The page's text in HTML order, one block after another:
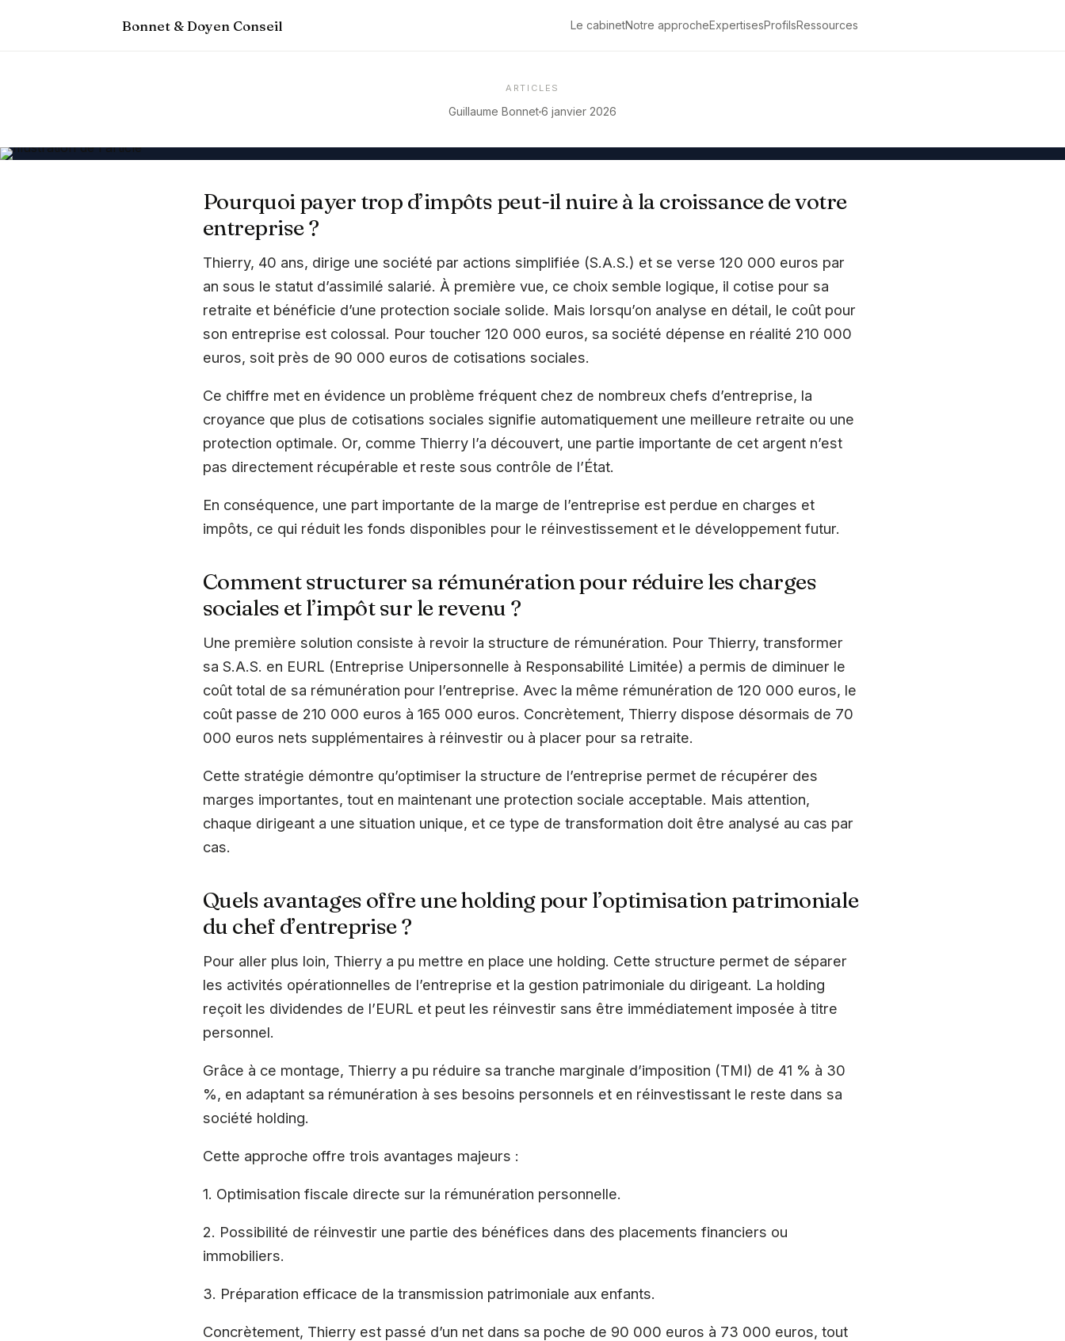
Bonnet & Doyen Conseil Le cabinetNotre approcheExpertisesProfilsRessources
ARTICLES
Guillaume Bonnet6 janvier 2026
Pourquoi payer trop d’impôts peut-il nuire à la croissance de votre
entreprise ?
Thierry, 40 ans, dirige une société par actions simplifiée (S.A.S.) et se verse 120 000 euros par
an sous le statut d’assimilé salarié. À première vue, ce choix semble logique, il cotise pour sa
retraite et bénéficie d’une protection sociale solide. Mais lorsqu’on analyse en détail, le coût pour
son entreprise est colossal. Pour toucher 120 000 euros, sa société dépense en réalité 210 000
euros, soit près de 90 000 euros de cotisations sociales.
Ce chiffre met en évidence un problème fréquent chez de nombreux chefs d’entreprise, la
croyance que plus de cotisations sociales signifie automatiquement une meilleure retraite ou une
protection optimale. Or, comme Thierry l’a découvert, une partie importante de cet argent n’est
pas directement récupérable et reste sous contrôle de l’État.
En conséquence, une part importante de la marge de l’entreprise est perdue en charges et
impôts, ce qui réduit les fonds disponibles pour le réinvestissement et le développement futur.
Comment structurer sa rémunération pour réduire les charges
sociales et l’impôt sur le revenu ?
Une première solution consiste à revoir la structure de rémunération. Pour Thierry, transformer
sa S.A.S. en EURL (Entreprise Unipersonnelle à Responsabilité Limitée) a permis de diminuer le
coût total de sa rémunération pour l’entreprise. Avec la même rémunération de 120 000 euros, le
coût passe de 210 000 euros à 165 000 euros. Concrètement, Thierry dispose désormais de 70
000 euros nets supplémentaires à réinvestir ou à placer pour sa retraite.
Cette stratégie démontre qu’optimiser la structure de l’entreprise permet de récupérer des
marges importantes, tout en maintenant une protection sociale acceptable. Mais attention,
chaque dirigeant a une situation unique, et ce type de transformation doit être analysé au cas par
cas.
Quels avantages offre une holding pour l’optimisation patrimoniale
du chef d’entreprise ?
Pour aller plus loin, Thierry a pu mettre en place une holding. Cette structure permet de séparer
les activités opérationnelles de l’entreprise et la gestion patrimoniale du dirigeant. La holding
reçoit les dividendes de l’EURL et peut les réinvestir sans être immédiatement imposée à titre
personnel.
Grâce à ce montage, Thierry a pu réduire sa tranche marginale d’imposition (TMI) de 41 % à 30
%, en adaptant sa rémunération à ses besoins personnels et en réinvestissant le reste dans sa
société holding.
Cette approche offre trois avantages majeurs :
1. Optimisation fiscale directe sur la rémunération personnelle.
2. Possibilité de réinvestir une partie des bénéfices dans des placements financiers ou
immobiliers.
3. Préparation efficace de la transmission patrimoniale aux enfants.
Concrètement, Thierry est passé d’un net dans sa poche de 90 000 euros à 73 000 euros, tout